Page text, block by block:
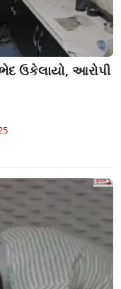
ભેદ ઉકેલાયો, આરોપી